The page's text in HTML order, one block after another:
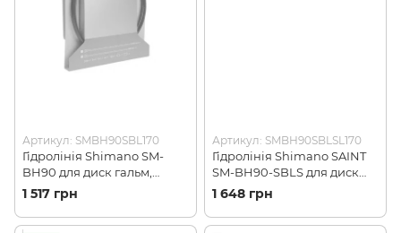
Артикул: SMBH90SBL170
Гідролінія Shimano SM-
BH90 для диск гальм,
1700мм чорн
(SMBH90SBL170)
1 517 грн
Артикул: SMBH90SBLSL170
Гідролінія Shimano SAINT
SM-BH90-SBLS для диск
гальм, 1700мм
(SMBH90SBLSL170)
1 648 грн